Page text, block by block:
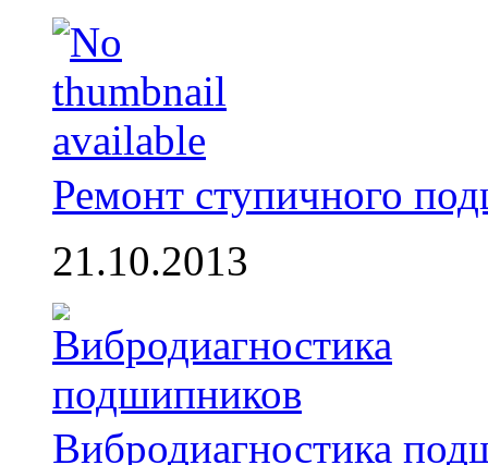
Ремонт ступичного
21.10.2013
Вибродиагностика